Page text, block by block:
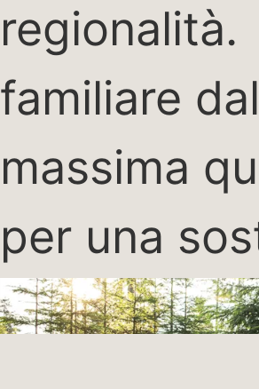
regionalità.
familiare
massima
per una